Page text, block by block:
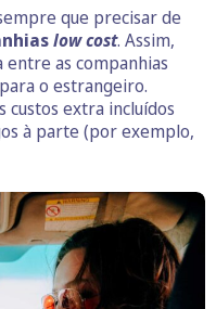
que precisar de
low cost. Assim,
as companhias
o estrangeiro.
custos extra incluídos
à parte (por exemplo,